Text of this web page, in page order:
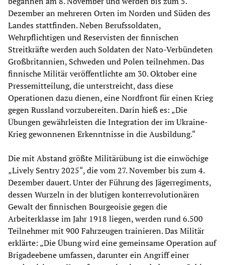
Dezember an mehreren Orten im Norden und Süden des
Landes stattfinden. Neben Berufssoldaten,
Wehrpflichtigen und Reservisten der finnischen
Streitkräfte werden auch Soldaten der Nato-Verbündeten
Großbritannien, Schweden und Polen teilnehmen. Das
finnische Militär veröffentlichte am 30. Oktober eine
Pressemitteilung, die unterstreicht, dass diese
Operationen dazu dienen, eine Nordfront für einen Krieg
gegen Russland vorzubereiten. Darin hieß es: „Die
Übungen gewährleisten die Integration der im Ukraine-
Krieg gewonnenen Erkenntnisse in die Ausbildung.“
Die mit Abstand größte Militärübung ist die einwöchige
„Lively Sentry 2025“, die vom 27. November bis zum 4.
Dezember dauert. Unter der Führung des Jägerregiments,
dessen Wurzeln in der blutigen konterrevolutionären
Gewalt der finnischen Bourgeoisie gegen die
Arbeiterklasse im Jahr 1918 liegen, werden rund 6.500
Teilnehmer mit 900 Fahrzeugen trainieren. Das Militär
erklärte: „Die Übung wird eine gemeinsame Operation auf
Brigadeebene umfassen, darunter ein Angriff einer